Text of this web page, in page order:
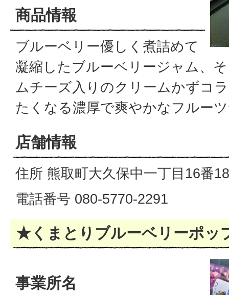
商品情報
ブルーベリー優しく煮詰めて
凝縮したブルーベリージャム、
ムチーズ入りのクリームかずコ
たくなる濃厚で爽やかなフルー
店舗情報
住所 熊取町大久保中一丁目16番
電話番号 080-5770-2291
★くまとりブルーベリーポッ
事業所名